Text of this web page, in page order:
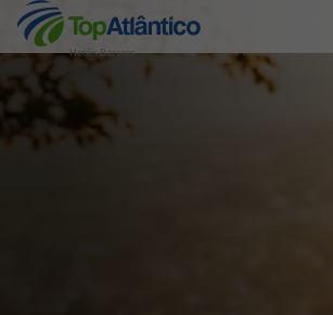
Hotéis Baratos
Destinos